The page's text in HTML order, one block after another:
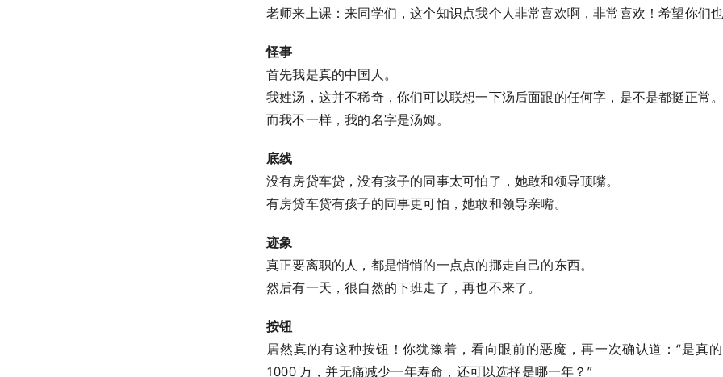
老师来上课：来同学们，这个知识点我个人非常喜欢啊，非常喜欢！希望你们也
怪事
首先我是真的中国人。
我姓汤，这并不稀奇，你们可以联想一下汤后面跟的任何字，是不是都挺正常。
而我不一样，我的名字是汤姆。
底线
没有房贷车贷，没有孩子的同事太可怕了，她敢和领导顶嘴。
有房贷车贷有孩子的同事更可怕，她敢和领导亲嘴。
迹象
真正要离职的人，都是悄悄的一点点的挪走自己的东西。
然后有一天，很自然的下班走了，再也不来了。
按钮
居然真的有这种按钮！你犹豫着，看向眼前的恶魔，再一次确认道：“是真
1000 万，并无痛减少一年寿命，还可以选择是哪一年？”